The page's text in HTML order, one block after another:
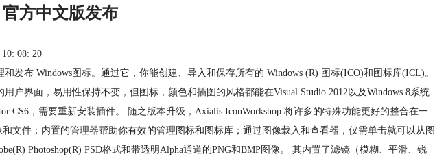
方中文版发布
08: 20
发布 Windows图标。通过它，你能创建、导入和保存所有的 Windows (R) 图标(ICO)和图标库(ICL)。
用户界面，易用性保持不变，但图标，颜色和插图的风格都能在Visual Studio 2012以及Windows 8系统
CS6，需要重新安装插件。 随之版本升级，Axialis IconWorkshop 将许多的特殊功能更好的整合在一
件；内置的管理器帮助你有效的管理图标和图标库；通过图像载入和查看器，仅需单击就可以从图
Photoshop(R) PSD格式和带透明Alpha通道的PNG和BMP图像。 其内置了滤镜（模糊、平滑、锐